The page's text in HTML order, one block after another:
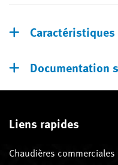
Caractéristiques
Documentation
Liens rapides
Chaudières commerciales